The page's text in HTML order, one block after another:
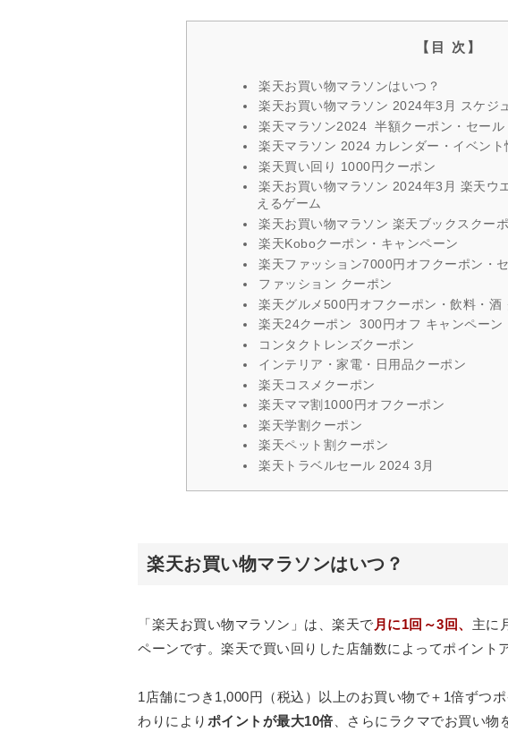
楽天お買い物マラソンはいつ？
楽天お買い物マラソン 2024年3月 スケジ
楽天マラソン2024 半額クーポン・セール
楽天マラソン 2024 カレンダー・イベント
楽天買い回り 1000円クーポン
楽天お買い物マラソン 2024年3月 楽天ウ
えるゲーム
楽天お買い物マラソン 楽天ブックスクー
楽天Koboクーポン・キャンペーン
楽天ファッション7000円オフクーポン・
ファッション クーポン
楽天グルメ500円オフクーポン・飲料・酒
楽天24クーポン 300円オフ キャンペー
コンタクトレンズクーポン
インテリア・家電・日用品クーポン
楽天コスメクーポン
楽天ママ割1000円オフクーポン
楽天学割クーポン
楽天ペット割クーポン
楽天トラベルセール 2024 3月
楽天お買い物マラソンはいつ？
「楽天お買い物マラソン」は、楽天で 月に1回～3回、 主に
ペーンです。楽天で買い回りした店舗数によってポイント
1店舗につき1,000円（税込）以上のお買い物で＋1倍ずつ
わりにより ポイントが最大10倍 さらにラクマでお買い物